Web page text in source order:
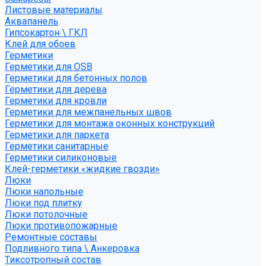
Листовые материалы
Аквапанель
Гипсокартон \ ГКЛ
Клей для обоев
Герметики
Герметики для OSB
Герметики для бетонных полов
Герметики для дерева
Герметики для кровли
Герметики для межпанельных швов
Герметики для монтажа оконных конструкций
Герметики для паркета
Герметики санитарные
Герметики силиконовые
Клей-герметики «жидкие гвозди»
Люки
Люки напольные
Люки под плитку
Люки потолочные
Люки противопожарные
Ремонтные составы
Подливного типа \ Анкеровка
Тиксотропный состав